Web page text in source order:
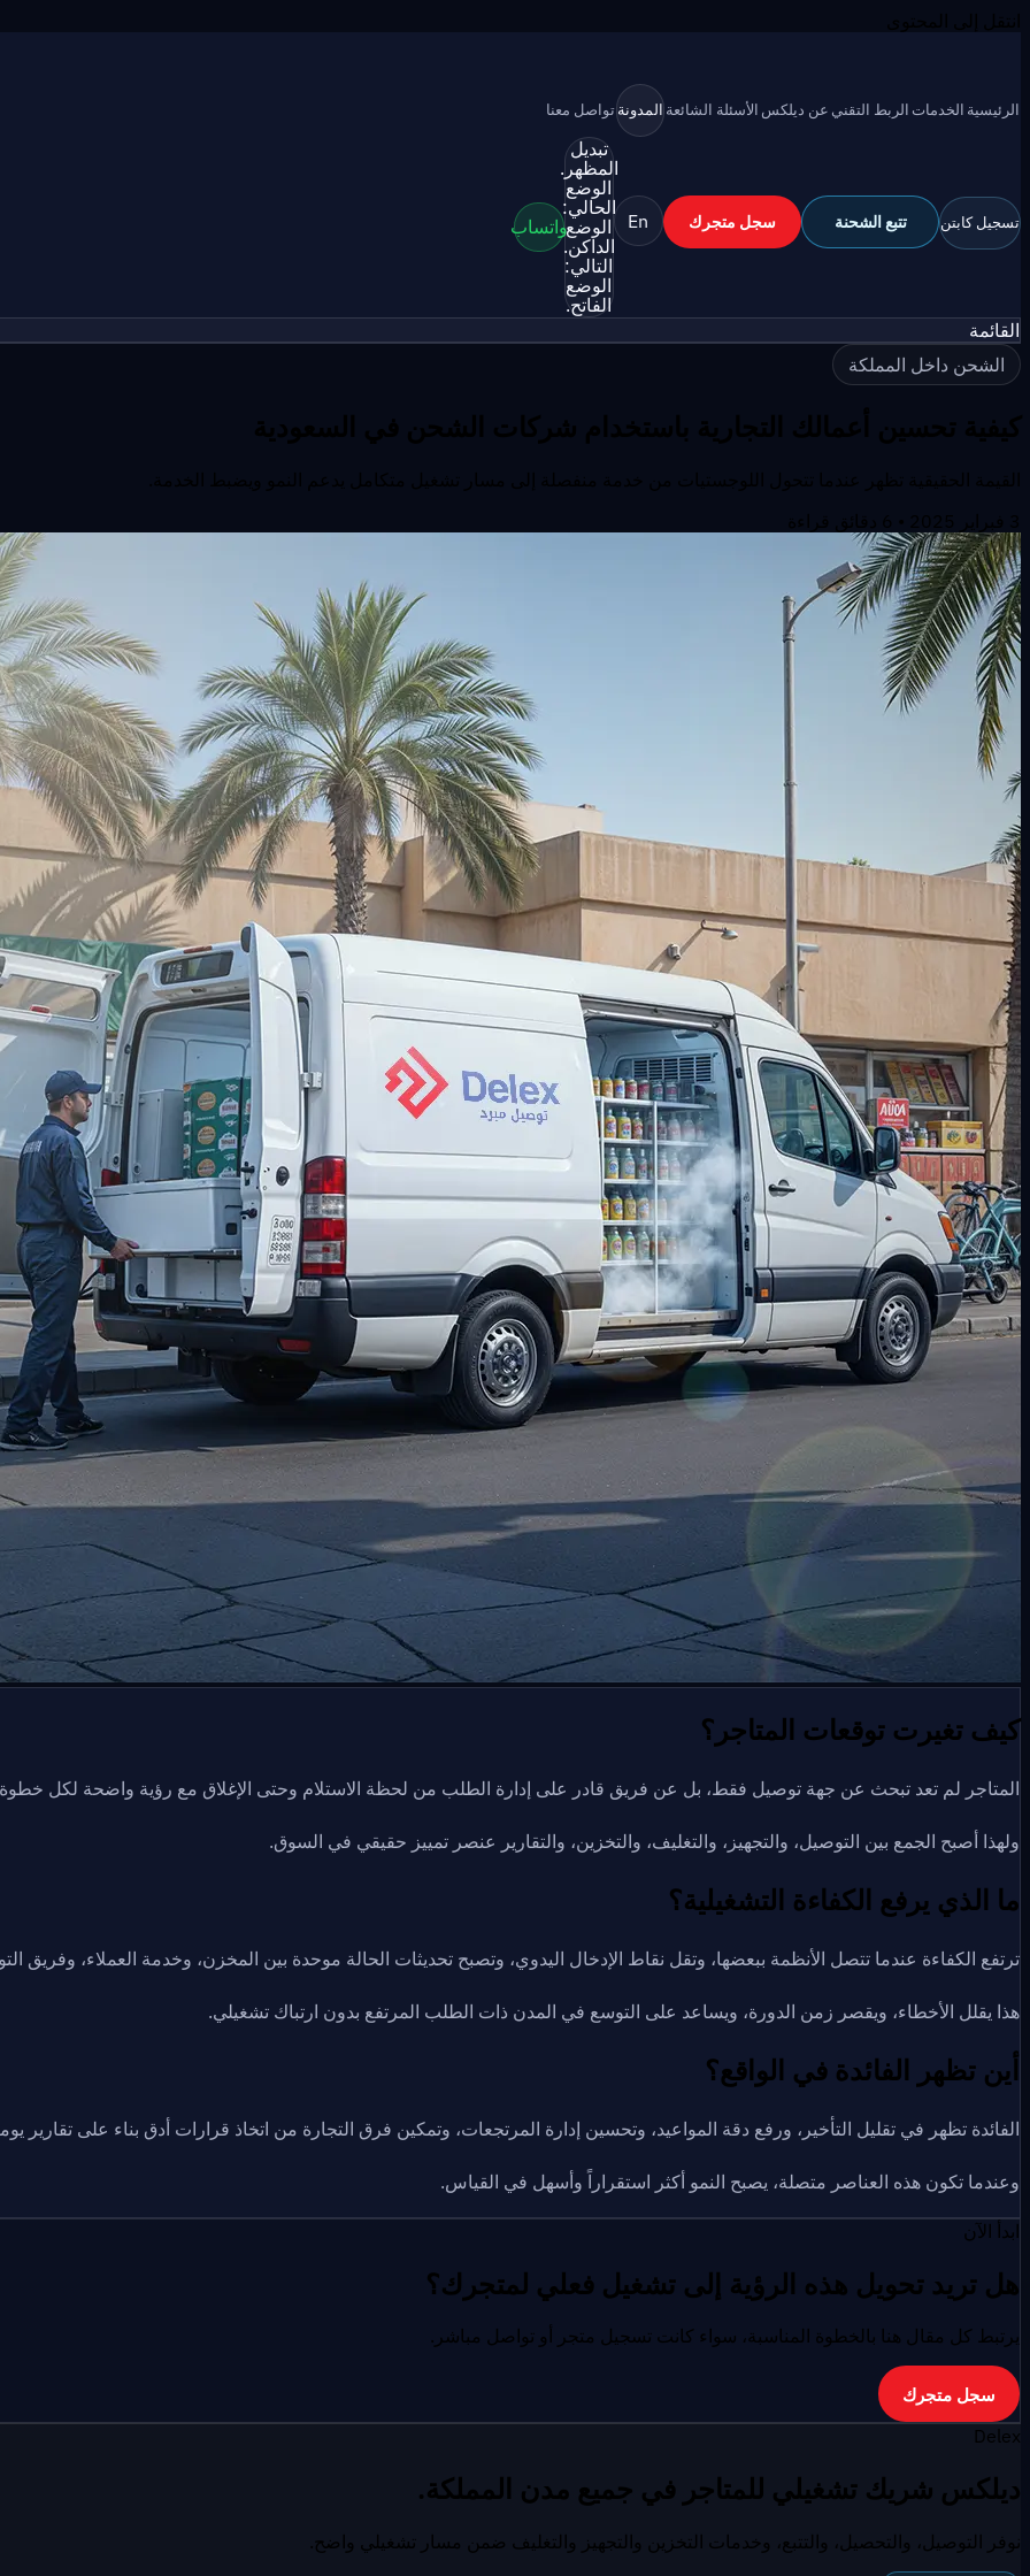
الرئيسية الخدمات الربط التقني عن ديلكس الأسئلة الشائعة المدونةتواصل معنا
تسجيل كابتن تتبع الشحنة سجل متجرك En
تبديل
المظهر.
الوضع
الحالي:
الوضع
الداكن.
التالي:
الوضع
الفاتح.
واتساب
القائمة
الشحن داخل المملكة
كيف تغيرت توقعات المتاجر؟
المتاجر لم تعد تبحث عن جهة توصيل فقط، بل عن فريق قادر على إدارة الطلب من لحظة الاستلام وحتى الإغلاق مع رؤية واضحة لكل
ولهذا أصبح الجمع بين التوصيل، والتجهيز، والتغليف، والتخزين، والتقارير عنصر تمييز حقيقي في السوق.
ما الذي يرفع الكفاءة التشغيلية؟
ترتفع الكفاءة عندما تتصل الأنظمة ببعضها، وتقل نقاط الإدخال اليدوي، وتصبح تحديثات الحالة موحدة بين المخزن، وخدمة العملاء، وفريق
هذا يقلل الأخطاء، ويقصر زمن الدورة، ويساعد على التوسع في المدن ذات الطلب المرتفع بدون ارتباك تشغيلي.
أين تظهر الفائدة في الواقع؟
الفائدة تظهر في تقليل التأخير، ورفع دقة المواعيد، وتحسين إدارة المرتجعات، وتمكين فرق التجارة من اتخاذ قرارات أدق بناء على تقارير
وعندما تكون هذه العناصر متصلة، يصبح النمو أكثر استقراراً وأسهل في القياس.
ابدأ الآن
هل تريد تحويل هذه الرؤية إلى تشغيل فعلي لمتجرك؟
يرتبط كل مقال هنا بالخطوة المناسبة، سواء كانت تسجيل متجر أو تواصل مباشر.
سجل متجرك
Delex
ديلكس شريك تشغيلي للمتاجر في جميع مدن المملكة.
نوفر التوصيل، والتحصيل، والتتبع، وخدمات التخزين والتجهيز والتغليف ضمن مسار تشغيلي واضح.